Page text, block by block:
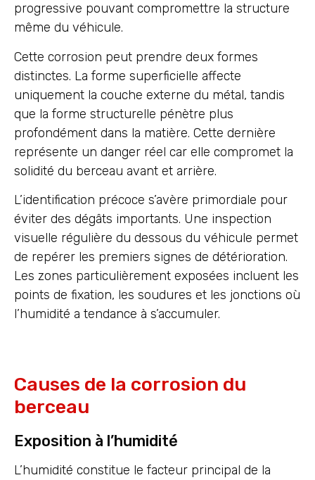
progressive pouvant compromettre la structure
même du véhicule.
Cette corrosion peut prendre deux formes
distinctes. La forme superficielle affecte
uniquement la couche externe du métal, tandis
que la forme structurelle pénètre plus
profondément dans la matière. Cette dernière
représente un danger réel car elle compromet la
solidité du berceau avant et arrière.
L’identification précoce s’avère primordiale pour
éviter des dégâts importants. Une inspection
visuelle régulière du dessous du véhicule permet
de repérer les premiers signes de détérioration.
Les zones particulièrement exposées incluent les
points de fixation, les soudures et les jonctions où
l’humidité a tendance à s’accumuler.
Causes de la corrosion du
berceau
Exposition à l’humidité
L’humidité constitue le facteur principal de la